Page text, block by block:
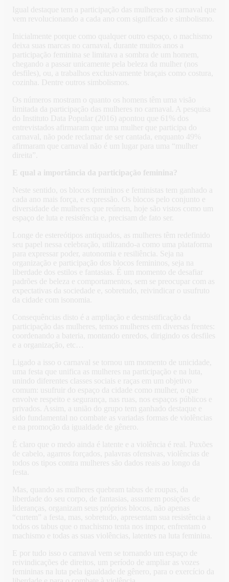
Igual destaque tem a participação das mulheres no carnaval que
vem revolucionando a cada ano com significado e simbolismo.
Inicialmente porque como qualquer outro espaço, o machismo
deixa suas marcas no carnaval, durante muitos anos a
participação feminina se limitava a sombra de um homem,
chegando a passar unicamente pela beleza da mulher (nos
desfiles), ou, a trabalhos exclusivamente braçais como costura,
cozinha. Dentre outros simbolismos.
Os números mostram o quanto os homens têm uma visão
limitada da participação das mulheres no carnaval. A pesquisa
do Instituto Data Popular (2016) apontou que 61% dos
entrevistados afirmaram que uma mulher que participa do
carnaval, não pode reclamar de ser cantada, enquanto 49%
afirmaram que carnaval não é um lugar para uma “mulher
direita”.
E qual a importância da participação feminina?
Neste sentido, os blocos femininos e feministas tem ganhado a
cada ano mais força, e expressão. Os blocos pelo conjunto e
diversidade de mulheres que reúnem, hoje são vistos como um
espaço de luta e resistência e, precisam de fato ser.
Longe de estereótipos antiquados, as mulheres têm redefinido
seu papel nessa celebração, utilizando-a como uma plataforma
para expressar poder, autonomia e resiliência. Seja na
organização e participação dos blocos femininos, seja na
liberdade dos estilos e fantasias. É um momento de desafiar
padrões de beleza e comportamentos, sem se preocupar com as
expectativas da sociedade e, sobretudo, reivindicar o usufruto
da cidade com isonomia.
Consequências disto é a ampliação e desmistificação da
participação das mulheres, temos mulheres em diversas frentes:
coordenando a bateria, montando enredos, dirigindo os desfiles
e a organização, etc…
Ligado a isso o carnaval se tornou um momento de unicidade,
uma festa que unifica as mulheres na participação e na luta,
unindo diferentes classes sociais e raças em um objetivo
comum: usufruir do espaço da cidade como mulher, o que
envolve respeito e segurança, nas ruas, nos espaços públicos e
privados. Assim, a união do grupo tem ganhado destaque e
sido fundamental no combate as variadas formas de violências
e na promoção da igualdade de gênero.
É claro que o medo ainda é latente e a violência é real. Puxões
de cabelo, agarros forçados, palavras ofensivas, violências de
todos os tipos contra mulheres são dados reais ao longo da
festa.
Mas, quando as mulheres quebram tabus de roupas, da
liberdade do seu corpo, de fantasias, assumem posições de
lideranças, organizam seus próprios blocos, não apenas
“curtem” a festa, mas, sobretudo, apresentam sua resistência a
todos os tabus que o machismo tenta nos impor, enfrentam o
machismo e todas as suas violências, latentes na luta feminina.
E por tudo isso o carnaval vem se tornando um espaço de
reivindicações de direitos, um período de ampliar as vozes
femininas na luta pela igualdade de gênero, para o exercício da